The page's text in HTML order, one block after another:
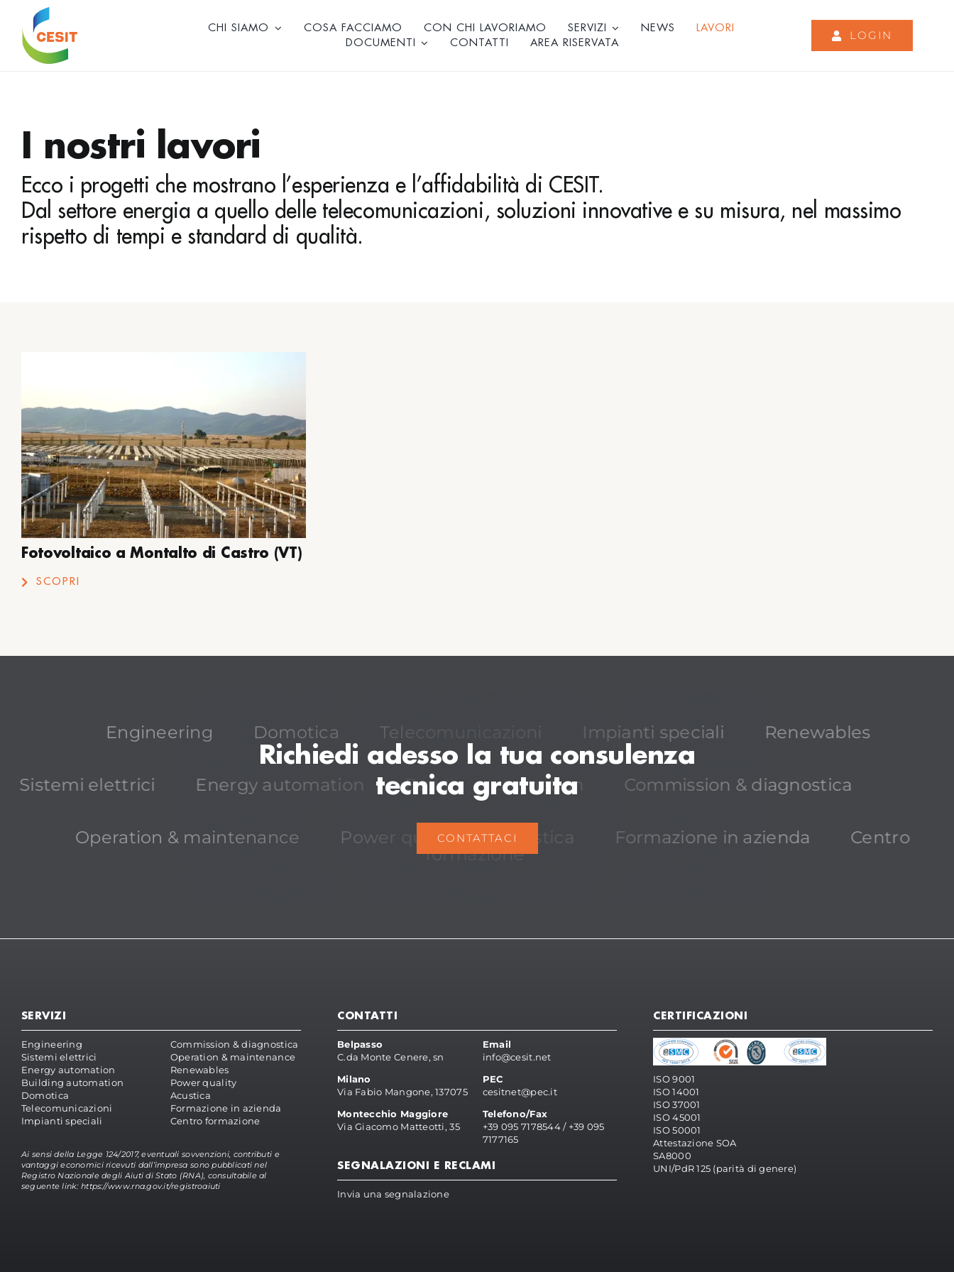
content
CHI SIAMO COSA FACCIAMO CON CHI LAVORIAMO SERVIZI NEWS
LAVORI
DOCUMENTI
CONTATTI AREA RISERVATA
LOGIN
I nostri lavori
Ecco i progetti che mostrano l’esperienza e l’affidabilità di CESIT.
Dal settore energia a quello delle telecomunicazioni, soluzioni innovative e su misura, nel massimo
rispetto di tempi e standard di qualità.
Fotovoltaico a Montalto di Castro (VT)
SCOPRI
Engineering Domotica Telecomunicazioni Impianti speciali Renewables
Sistemi elettrici Energy automation Building automation Commission & diagnostica
Operation & maintenance Power quality Acustica Formazione in azienda
Centro
formazione
Richiedi adesso la tua consulenza
tecnica gratuita
CONTATTACI
SERVIZI
Engineering
Sistemi elettrici
Energy automation
Building automation
Domotica
Telecomunicazioni
Impianti speciali
Commission & diagnostica
Operation & maintenance
Renewables
Power quality
Acustica
Formazione in azienda
Centro formazione
Ai sensi della Legge 124/2017, eventuali sovvenzioni, contributi e
vantaggi economici ricevuti dall’impresa sono pubblicati nel
Registro Nazionale degli Aiuti di Stato (RNA), consultabile al
seguente link:https://www.rna.gov.it/registroaiuti
CONTATTI
Belpasso
C.da Monte Cenere, sn
Milano
Via Fabio Mangone, 137075
Montecchio Maggiore
Via Giacomo Matteotti, 35
Email
info@cesit.net
PEC
cesitnet@pec.it
Telefono/Fax
+39 095 7178544/ +39 095
7177165
SEGNALAZIONI E RECLAMI
Invia una segnalazione
CERTIFICAZIONI
ISO 9001
ISO 14001
ISO 37001
ISO 45001
ISO 50001
Attestazione SOA
SA8000
UNI/PdR 125 (parità di genere)